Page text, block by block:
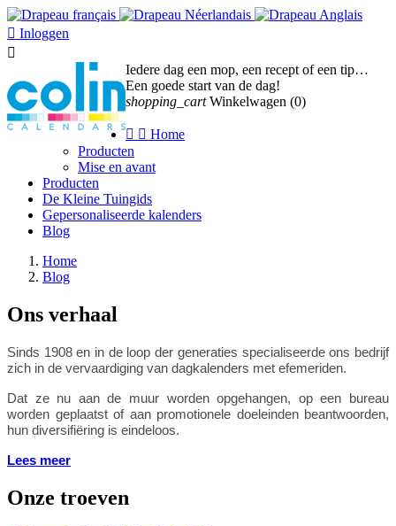
 Inloggen

Iedere dag een mop, een recept of een tip…
Een goede start van de dag!
shopping_cart Winkelwagen (0)
  Home
Producten
Mise en avant
Producten
De Kleine Tuingids
Gepersonaliseerde kalenders
Blog
Home
Blog
Ons verhaal
Sinds 1908 en in de loop der generaties specialiseerde ons bedrijf
zich in de vervaardiging van dagkalenders met efemeriden.
Dat ze nu aan de muur worden opgehangen, op een bureau
worden geplaatst of aan promotionele doeleinden beantwoorden,
hun diversifiëring is eindeloos.
Lees meer
Onze troeven